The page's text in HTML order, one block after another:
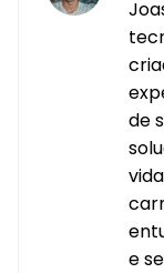
de
e